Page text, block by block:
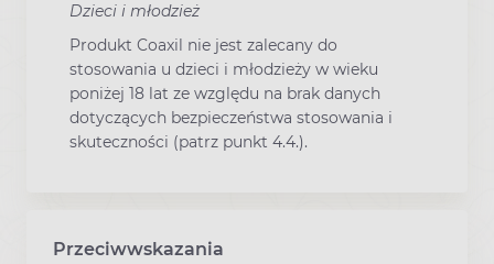
Dzieci i młodzież
Produkt Coaxil nie jest zalecany do
stosowania u dzieci i młodzieży w wieku
poniżej 18 lat ze względu na brak danych
dotyczących bezpieczeństwa stosowania i
skuteczności (patrz punkt 4.4.).
Przeciwwskazania